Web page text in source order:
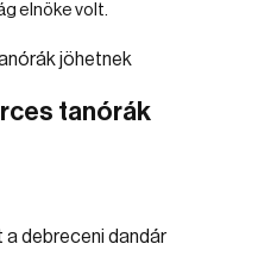
elnöke volt.
tanórák